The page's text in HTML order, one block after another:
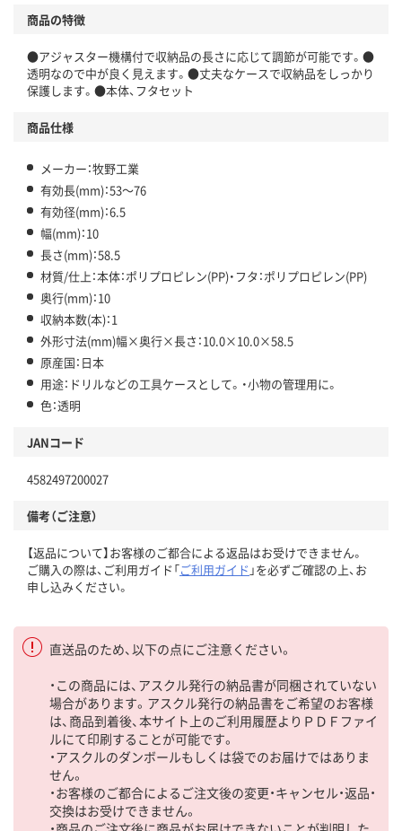
商品の特徴
●アジャスター機構付で収納品の長さに応じて調節が可能です。●
透明なので中が良く見えます。●丈夫なケースで収納品をしっかり
保護します。●本体、フタセット
商品仕様
メーカー：牧野工業
有効長(mm)：53～76
有効径(mm)：6.5
幅(mm)：10
長さ(mm)：58.5
材質/仕上：本体：ポリプロピレン(PP)・フタ：ポリプロピレン(PP)
奥行(mm)：10
収納本数(本)：1
外形寸法(mm)幅×奥行×長さ：10.0×10.0×58.5
原産国：日本
用途：ドリルなどの工具ケースとして。・小物の管理用に。
色：透明
JANコード
4582497200027
備考（ご注意）
【返品について】お客様のご都合による返品はお受けできません。
ご購入の際は、ご利用ガイド「ご利用ガイド 」を必ずご確認の上、お
申し込みください。
直送品のため、以下の点にご注意ください。
・この商品には、アスクル発行の納品書が同梱されていない
場合があります。アスクル発行の納品書をご希望のお客様
は、商品到着後、本サイト上のご利用履歴よりＰＤＦファイ
ルにて印刷することが可能です。
・アスクルのダンボールもしくは袋でのお届けではありま
せん。
・お客様のご都合によるご注文後の変更・キャンセル・返品・
交換はお受けできません。